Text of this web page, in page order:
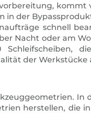
in der
schnell
Nacht oder am
der
In
herstellen, die